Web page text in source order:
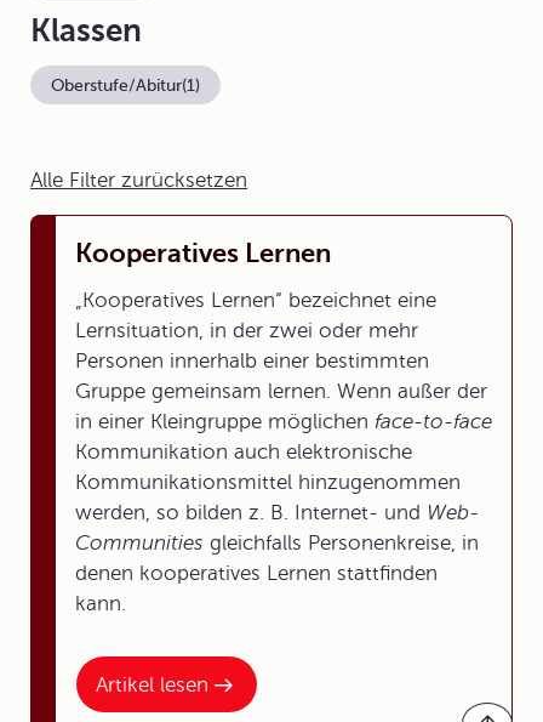
Alle Filter zurücksetzen
Artikel lesen
Kooperatives Lernen
„Kooperatives Lernen“ bezeichnet eine
Lernsituation, in der zwei oder mehr
Personen innerhalb einer bestimmten
Gruppe gemeinsam lernen. Wenn außer der
in einer Kleingruppe möglichen face-to-face
Kommunikation auch elektronische
Kommunikationsmittel hinzugenommen
werden, so bilden z. B. Internet- und Web-
Communities gleichfalls Personenkreise, in
denen kooperatives Lernen stattfinden
kann.
Klassen
Oberstufe/Abitur(1)